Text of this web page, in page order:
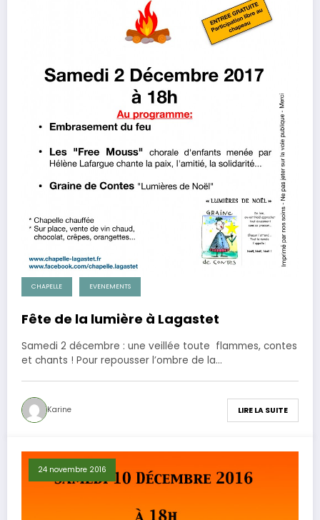
CHAPELLE EVENEMENTS
Fête de la lumière à Lagastet
Samedi 2 décembre : une veillée toute flammes, contes
et chants ! Pour repousser l’ombre de la…
Karine LIRE LA SUITE
24 novembre 2016